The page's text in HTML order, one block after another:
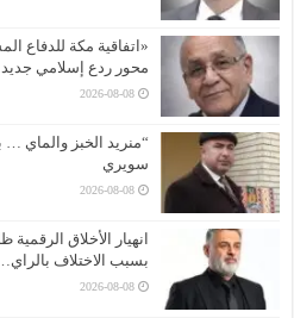
«اتفاقية مكة للدفاع
محور ردع إسلامي
2026-08-08
“منريد الخبز
سويري
2026-08-08
انهيار الأخلاق
بسبب الاختلاف
2026-08-08